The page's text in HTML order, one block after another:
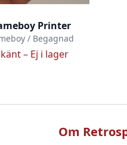
Printer
/ Begagnad
– Ej i lager
Om